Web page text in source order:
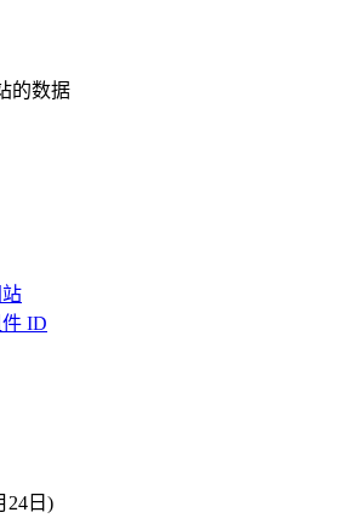
的数据
ID
24日)